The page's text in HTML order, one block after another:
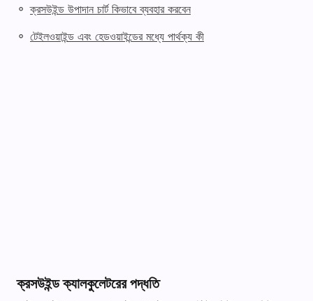
◦ ক্রসউইন্ড উপাদান চার্ট কিভাবে ব্যবহার করবেন
◦ টেইলওয়াইন্ড এবং হেডওয়াইন্ডের মধ্যে পার্থক্য কী
ক্রসউইন্ড ক্যালকুলেটরের পদ্ধতি